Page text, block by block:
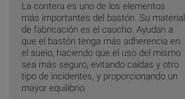
La contera es uno de los elementos
más importantes del bastón. Su material
de fabricación es el caucho. Ayudan a
que el bastón tenga más adherencia en
el suelo, haciendo que el uso del mismo
sea más seguro, evitando caídas y otro
tipo de incidentes, y proporcionando un
mayor equilibrio.